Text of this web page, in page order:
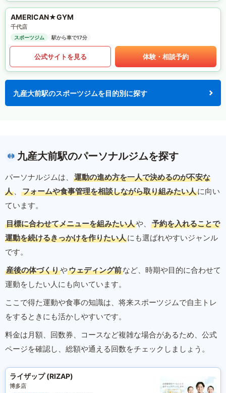
AMERICAN★GYM
千代店
スポーツジム 駅から車で17分
公式サイトを見る 体験・相談予約
九産大前駅のスポーツジムを目的別に探す
九産大前駅のパーソナルジムを探す
パーソナルジムは、
運動の進め方を一人で決めるのが不安な
人 、 フォームや食事管理を相談しながら取り組みたい人に向い
ています。
目標に合わせてメニューを組みたい人や、
予約を入れることで
運動を続けるきっかけを作りたい人にも選ばれやすいジャンル
です。
産後の体づくりやウェディング前など、時期や目的に合わせて
運動をしたい人にも向いています。
ここで得た運動や食事の知識は、将来スポーツジムで自主トレ
をするときにも活かしやすいです。
料金は月額、回数券、コースなど複雑な場合があるため、公式
ページを確認し、総額や通える回数をチェックしましょう。
ライザップ (RIZAP)
博多店